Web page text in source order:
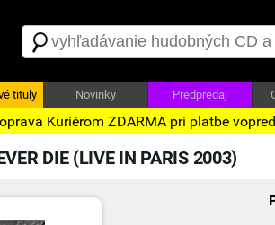
tituly Novinky Predpredaj
Kuriérom ZDARMA pri platbe
DIE (LIVE IN PARIS 2003)